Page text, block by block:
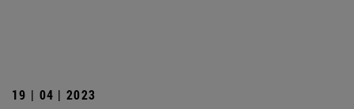
19 | 04 | 2023